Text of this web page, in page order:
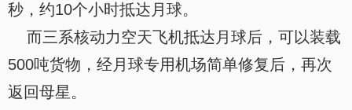
秒，约10个小时抵达月球。
而三系核动力空天飞机抵达月球后，可以装载
500吨货物，经月球专用机场简单修复后，再次
返回母星。